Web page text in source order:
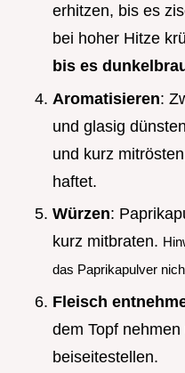
erhitzen, bis es
bei hoher Hitze
bis es
Aromatisieren:
und glasig
und kurz
haftet.
Würzen:
kurz mitbraten.
das Paprikapulver
Fleisch
dem Topf
beiseitestellen.